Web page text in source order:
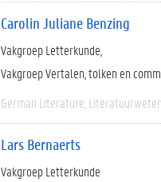
Carolin Juliane Benzing
Vakgroep Letterkunde
Vakgroep Vertalen, tolken en
German Literature
Lars Bernaerts
Vakgroep Letterkunde